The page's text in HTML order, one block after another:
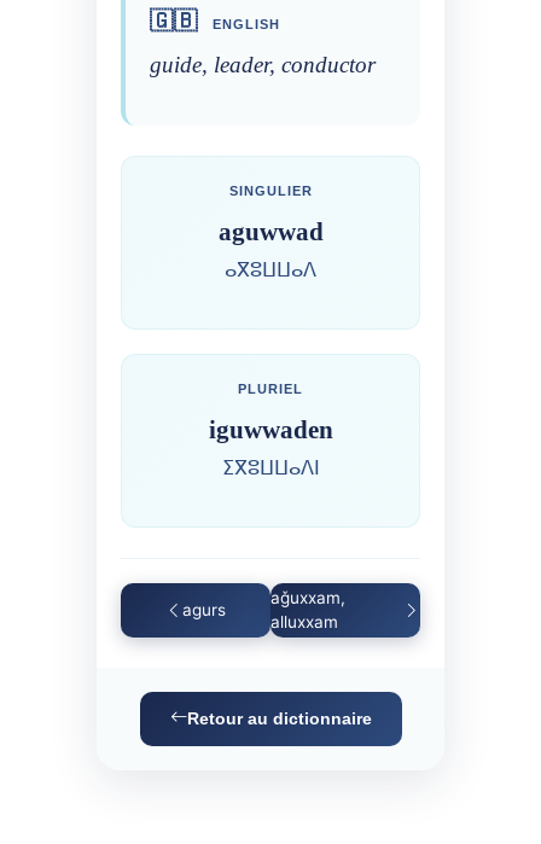
🇬🇧 ENGLISH
guide, leader, conductor
SINGULIER
aguwwad
ⴰⴳⵓⵡⵡⴰⴷ
PLURIEL
iguwwaden
ⵉⴳⵓⵡⵡⴰⴷⵏ
agurs
aǧuxxam,
alluxxam
Retour au dictionnaire